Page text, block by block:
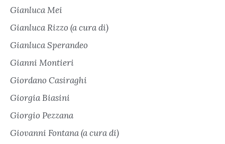
Gianluca Mei
Gianluca Rizzo (a cura di)
Gianluca Sperandeo
Gianni Montieri
Giordano Casiraghi
Giorgia Biasini
Giorgio Pezzana
Giovanni Fontana (a cura di)